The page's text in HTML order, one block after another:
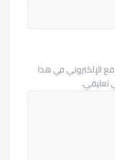
الإلكتروني في هذا
تعليقي.